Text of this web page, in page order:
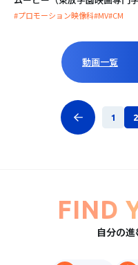
校）
#プロモーション映像科#MV#CM
動画一覧
1 2
FIND
自分の